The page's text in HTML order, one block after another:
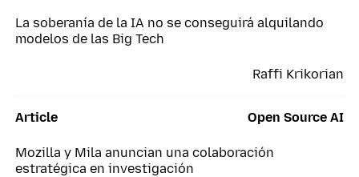
Raffi Krikorian
La soberanía de la IA no se conseguirá alquilando
modelos de las Big Tech
Article Open Source AI
Mozilla y Mila anuncian una colaboración
estratégica en investigación